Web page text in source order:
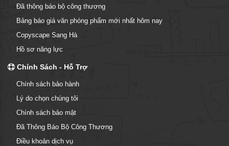
Đã thông báo bộ công thương
Bảng báo giá văn phòng phẩm mới nhất hôm nay
Copyscape Sang Hà
Hồ sơ năng lực
Chính Sách - Hỗ Trợ
Chính sách bảo hành
Lý do chọn chúng tôi
Chính sách bảo mật
Đã Thông Báo Bộ Công Thương
Điều khoản dịch vụ